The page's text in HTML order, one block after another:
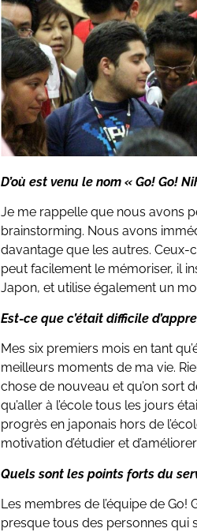
D’où est venu le nom « Go! Go!
Je me rappelle que nous avons
brainstorming. Nous avons
davantage que les autres. Ceux-
peut facilement le mémoriser, il
Japon, et utilise également un
Est-ce que c’était difficile
Mes six premiers mois en tant
meilleurs moments de ma vie.
chose de nouveau et qu’on sort
qu’aller à l’école tous les jours
progrès en japonais hors de
motivation d’étudier et
Quels sont les points forts du
Les membres de l’équipe de
presque tous des personnes qui